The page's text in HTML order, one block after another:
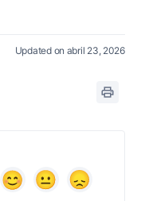
Updated on abril 23, 2026